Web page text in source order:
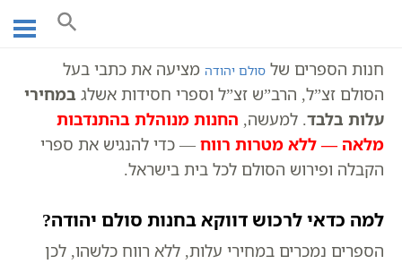
חנות ספרי קבלה וחסידות אשלג —
חנות הספרים של סולם יהודה מציעה את כתבי בעל
הסולם זצ”ל, הרב”ש זצ”ל וספרי חסידות אשלג במחירי
עלות בלבד. למעשה, החנות מנוהלת בהתנדבות
מלאה — ללא מטרות רווח — כדי להנגיש את ספרי
הקבלה ופירוש הסולם לכל בית בישראל.
למה כדאי לרכוש דווקא בחנות סולם יהודה?
הספרים נמכרים במחירי עלות, ללא רווח כלשהו, לכן